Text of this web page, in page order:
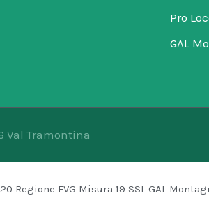
Pro
GAL
Val Tramontina
FVG Misura 19 SSL GAL